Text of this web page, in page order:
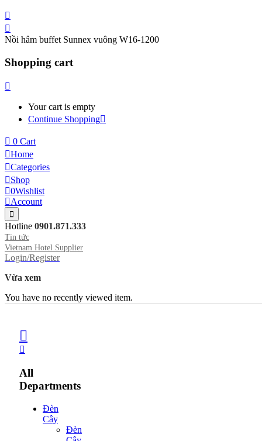
Nồi hâm buffet Sunnex vuông W16-1200
Shopping cart
Your cart is empty
Continue Shopping
0 Cart
Home
Categories
Shop
0Wishlist
Account
Hotline 0901.871.333
Tin tức
Vietnam Hotel Supplier
Login/Register
Vừa xem
You have no recently viewed item.
All
Departments
Đèn
Cây
Đèn